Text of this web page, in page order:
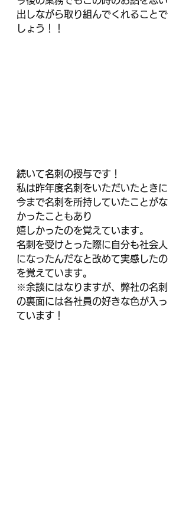
出しながら取り組んでくれることで
しょう！！
続いて名刺の授与です！
私は昨年度名刺をいただいたときに
今まで名刺を所持していたことがな
かったこともあり
嬉しかったのを覚えています。
名刺を受けとった際に自分も社会人
になったんだなと改めて実感したの
を覚えています。
※余談にはなりますが、弊社の名刺
の裏面には各社員の好きな色が入っ
ています！